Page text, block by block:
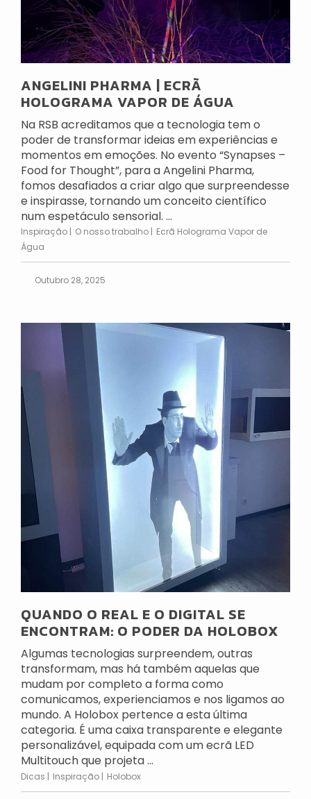
ANGELINI PHARMA | ECRÃ
HOLOGRAMA VAPOR DE ÁGUA
Na RSB acreditamos que a tecnologia tem o
poder de transformar ideias em experiências e
momentos em emoções. No evento “Synapses –
Food for Thought”, para a Angelini Pharma,
fomos desafiados a criar algo que surpreendesse
e inspirasse, tornando um conceito científico
num espetáculo sensorial. ...
Inspiração O nosso trabalho
Ecrã Holograma Vapor de
Água
Outubro 28, 2025
QUANDO O REAL E O DIGITAL SE
ENCONTRAM: O PODER DA HOLOBOX
Algumas tecnologias surpreendem, outras
transformam, mas há também aquelas que
mudam por completo a forma como
comunicamos, experienciamos e nos ligamos ao
mundo. A Holobox pertence a esta última
categoria. É uma caixa transparente e elegante
personalizável, equipada com um ecrã LED
Multitouch que projeta ...
Dicas Inspiração Holobox